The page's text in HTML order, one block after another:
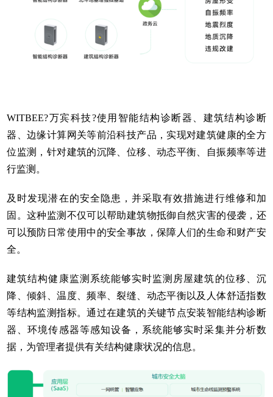
WITBEE?万宾科技?使用 智能结构诊断器
、建筑结构诊断
器、边缘计算网关等前沿科技产品，实现对建筑健康的全方
位监测，针对建筑的沉降、位移、动态平衡、自振频率等进
行监测。
及时发现潜在的安全隐患，并采取有效措施进行维修和加
固。这种监测不仅可以帮助建筑物抵御自然灾害的侵袭，还
可以预防日常使用中的安全事故，保障人们的生命和财产安
全。
建筑结构健康监测系统能够实时监测房屋建筑的位移、沉
降、倾斜、温度、频率、裂缝、动态平衡以及人体舒适指数
等结构监测指标。通过在建筑的关键节点安装智能结构诊断
器、环境传感器等感知设备，系统能够实时采集并分析数
据，为管理者提供有关结构健康状况的信息。